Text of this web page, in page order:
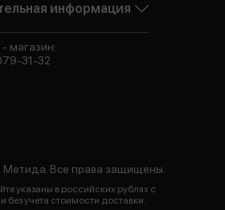
информация
Все права защищены.
указаны в российских рублях с
без учета стоимости доставки.
магазин:
31-32